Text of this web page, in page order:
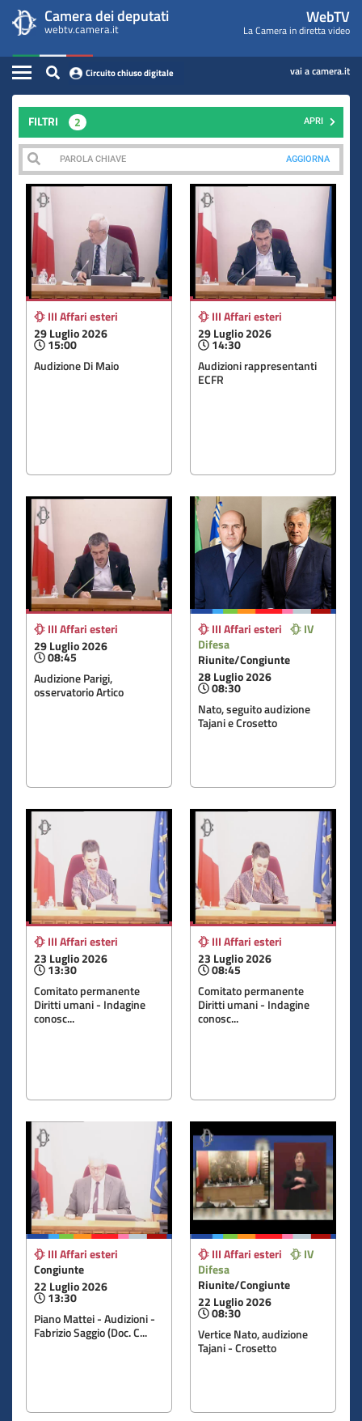
contenuto
principale
WebTV
Camera
dei
Deputati
menu
di
navigazione
Camera dei deputati
webtv.camera.it
WebTV
La Camera in diretta video
Home
Assemblea
Presidente
Commissioni
Eventi
Conferenze Stampa
Cerca
Circuito chiuso digitale
Circuito chiuso digitale vai a camera.it
Contenuto
FILTRI 2 APRI
AGGIORNA
III Affari esteri
29 Luglio 2026
15:00
Audizione Di Maio
III Affari esteri
29 Luglio 2026
14:30
Audizioni rappresentanti
ECFR
III Affari esteri
29 Luglio 2026
08:45
Audizione Parigi,
osservatorio Artico
III Affari esteri
IV
Difesa
Riunite/Congiunte
28 Luglio 2026
08:30
Nato, seguito audizione
Tajani e Crosetto
III Affari esteri
23 Luglio 2026
13:30
Comitato permanente
Diritti umani - Indagine
conosc...
III Affari esteri
23 Luglio 2026
08:45
Comitato permanente
Diritti umani - Indagine
conosc...
III Affari esteri
Congiunte
22 Luglio 2026
13:30
Piano Mattei - Audizioni -
Fabrizio Saggio (Doc. C...
III Affari esteri
IV
Difesa
Riunite/Congiunte
22 Luglio 2026
08:30
Vertice Nato, audizione
Tajani - Crosetto